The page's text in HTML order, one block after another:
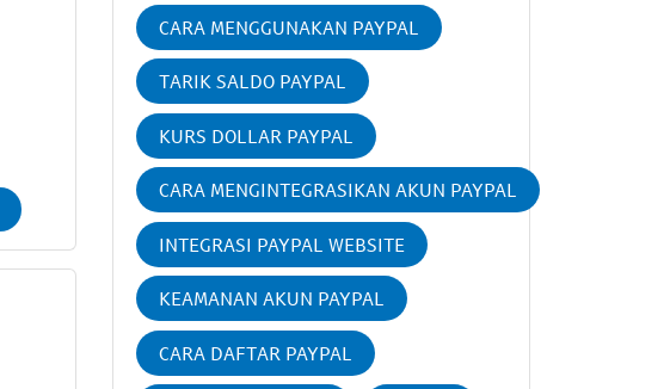
CARA MENGGUNAKAN PAYPAL
TARIK SALDO PAYPAL
KURS DOLLAR PAYPAL
CARA MENGINTEGRASIKAN AKUN PAYPAL
INTEGRASI PAYPAL WEBSITE
KEAMANAN AKUN PAYPAL
CARA DAFTAR PAYPAL